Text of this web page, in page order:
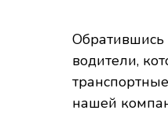
Обратившись
водители,
нашей